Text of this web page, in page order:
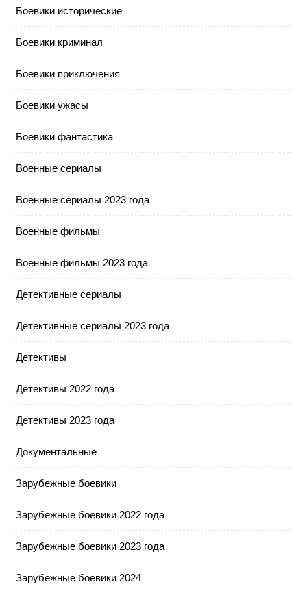
Боевики исторические
Боевики криминал
Боевики приключения
Боевики ужасы
Боевики фантастика
Военные сериалы
Военные сериалы 2023 года
Военные фильмы
Военные фильмы 2023 года
Детективные сериалы
Детективные сериалы 2023 года
Детективы
Детективы 2022 года
Детективы 2023 года
Документальные
Зарубежные боевики
Зарубежные боевики 2022 года
Зарубежные боевики 2023 года
Зарубежные боевики 2024